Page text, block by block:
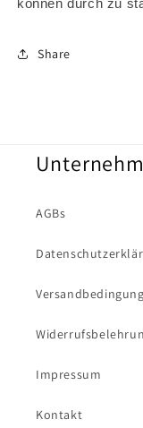
können durch zu
Share
AGBs
Impressum
Kontakt